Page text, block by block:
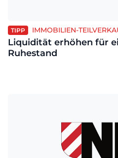
TIPP IMMOBILIEN-
Liquidität erhöhen für
Ruhestand